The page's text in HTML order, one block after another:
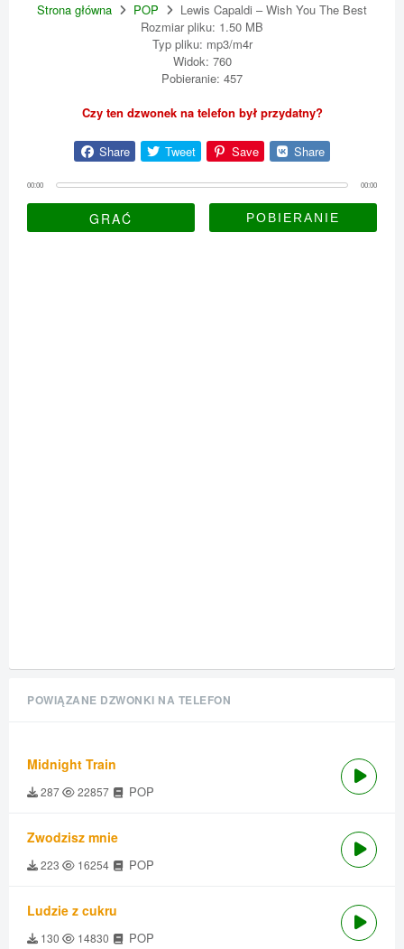
Strona główna POP
Lewis Capaldi – Wish You The Best
Rozmiar pliku: 1.50 MB
Typ pliku: mp3/m4r
Widok: 760
Pobieranie: 457
Czy ten dzwonek na telefon był przydatny?
Share Tweet Save Share
00:00 00:00
GRAĆ
POWIĄZANE DZWONKI NA TELEFON
Midnight Train
287 22857 POP
Zwodzisz mnie
223 16254 POP
Ludzie z cukru
130 14830 POP